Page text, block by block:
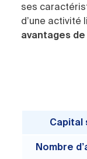
ses
d’une activité
avantages de
Capital
Nombre